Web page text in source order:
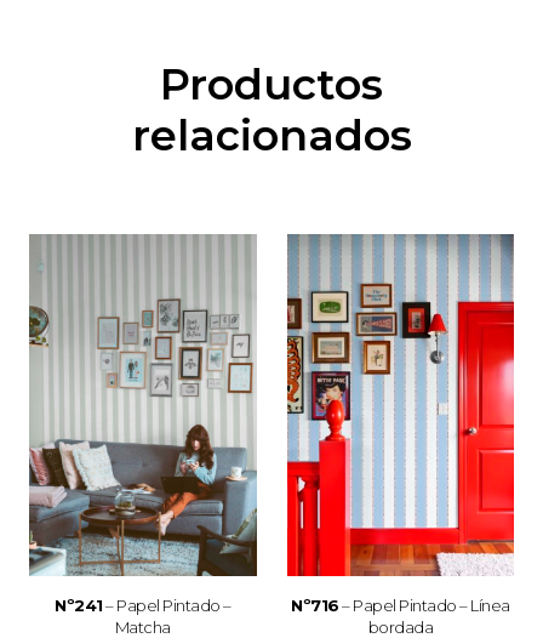
Productos
relacionados
Nº241– Papel Pintado –
Matcha
Nº716– Papel Pintado – Línea
bordada